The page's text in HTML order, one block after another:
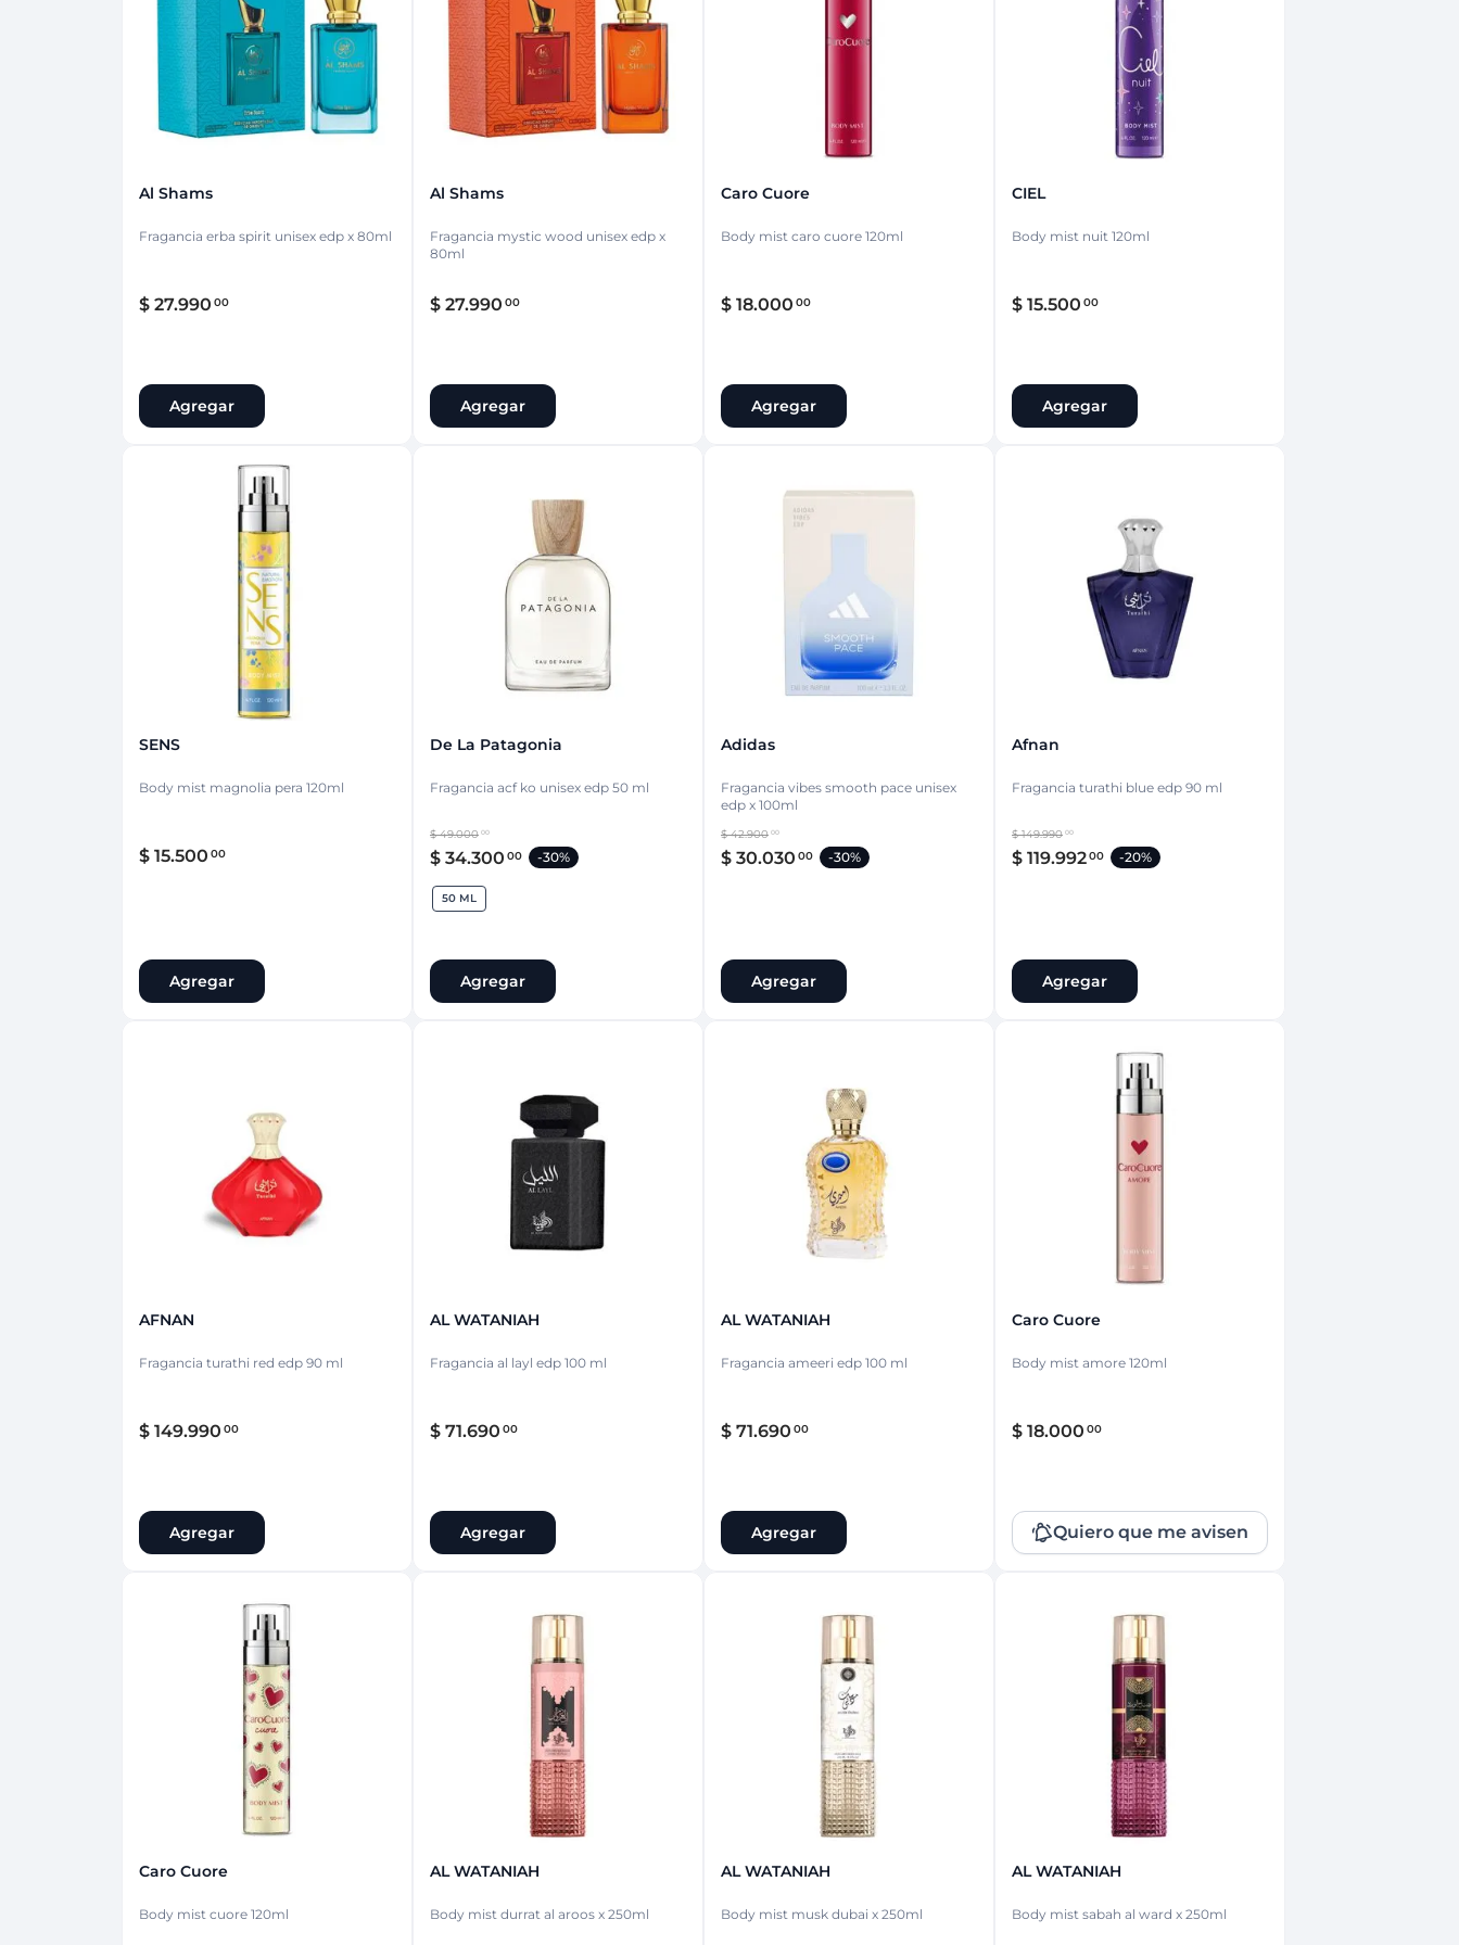
Cuidado de adulto
Protección Femenina
Cuidado intimo
Protectores diarios
Copas menstruales
Tampones
Talcos & polvos pédicos
Aerosoles pédicos
Polvos pédicos
Talcos corporales
Al Shams
Fragancia erba spirit unisex edp x 80ml
$ 27.990 00
Agregar
Al Shams
Fragancia mystic wood unisex edp x
80ml
$ 27.990 00
Agregar
Caro Cuore
Body mist caro cuore 120ml
$ 18.000 00
Agregar
CIEL
Body mist nuit 120ml
$ 15.500 00
Agregar
SENS
Body mist magnolia pera 120ml
$ 15.500 00
Agregar
De La Patagonia
Fragancia acf ko unisex edp 50 ml
$ 49.000 00
$ 34.300 00 -30%
50 ML
Agregar
Adidas
Fragancia vibes smooth pace unisex
edp x 100ml
$ 42.900 00
$ 30.030 00 -30%
Agregar
Afnan
Fragancia turathi blue edp 90 ml
$ 149.990 00
$ 119.99200 -20%
Agregar
AFNAN
Fragancia turathi red edp 90 ml
$ 149.990 00
Agregar
AL WATANIAH
Fragancia al layl edp 100 ml
$ 71.690 00
Agregar
AL WATANIAH
Fragancia ameeri edp 100 ml
$ 71.690 00
Agregar
Caro Cuore
Body mist amore 120ml
$ 18.000 00
Quiero que me avisen
Que no se te escape!
Dejanos tu e-mail y serás el primero en
enterarte cuando esté disponible
Ingresá tu email
Quiero que me avisen
Cancelar
Caro Cuore
Body mist cuore 120ml
AL WATANIAH
Body mist durrat al aroos x 250ml
AL WATANIAH
Body mist musk dubai x 250ml
AL WATANIAH
Body mist sabah al ward x 250ml